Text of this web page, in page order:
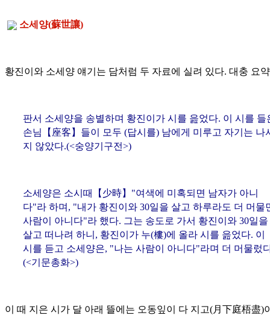
소세양(蘇世讓)
황진이와 소세양 얘기는 담처럼 두 자료에 실려 있다. 대충 요
판서 소세양을 송별하며 황진이가 시를 읊었다. 이 시를 들
손님【 座客 】들이 모두 (답시를) 남에게 미루고 자기는 나
지 않았다.(<숭양기구전>)
소세양은 소시때【 少時】"여색에 미혹되면 남자가 아니
다"라 하며, "내가 황진이와 30일을 살고 하루라도 더 머물
사람이 아니다"라 했다. 그는 송도로 가서 황진이와 30일을
살고 떠나려 하니, 황진이가 누(樓)에 올라 시를 읊었다. 이
시를 듣고 소세양은, "나는 사람이 아니다"라며 더 머물렀
(<기문총화>)
이 때 지은 시가 달 아래 뜰에는 오동잎이 다 지고(月下庭梧盡)